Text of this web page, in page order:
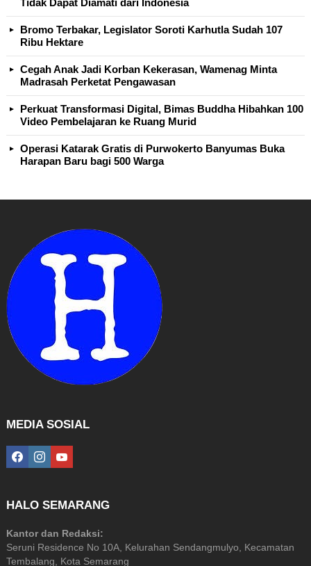
Tidak Dapat Diamati dari Indonesia
Bromo Terbakar, Legislator Soroti Karhutla Sudah 107
Ribu Hektare
Cegah Anak Jadi Korban Kekerasan, Wamenag Minta
Madrasah Perketat Pengawasan
Perkuat Transformasi Digital, Bimas Buddha Hibahkan 100
Video Pembelajaran ke Ruang Murid
Operasi Katarak Gratis di Purwokerto Banyumas Buka
Harapan Baru bagi 500 Warga
MEDIA SOSIAL
facebookinstagramyoutube
HALO SEMARANG
Kantor dan Redaksi:
Seruni Residence No 10A, Kelurahan Sendangmulyo, Kecamatan
Tembalang, Kota Semarang